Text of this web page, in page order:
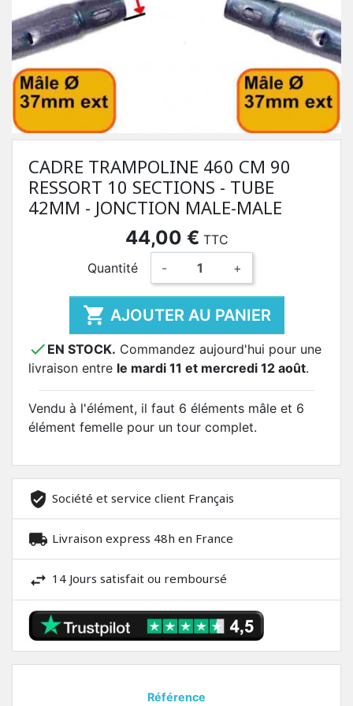
CADRE TRAMPOLINE 460 CM 90
RESSORT 10 SECTIONS - TUBE
42MM - JONCTION MALE-MALE
44,00 € TTC
Quantité
- +
 AJOUTER AU PANIER
 EN STOCK. Commandez aujourd'hui pour une
livraison entre le mardi 11 et mercredi 12 août.
Vendu à l'élément, il faut 6 éléments mâle et 6
élément femelle pour un tour complet.
Société et service client Français
Livraison express 48h en France
14 Jours satisfait ou remboursé
Référence